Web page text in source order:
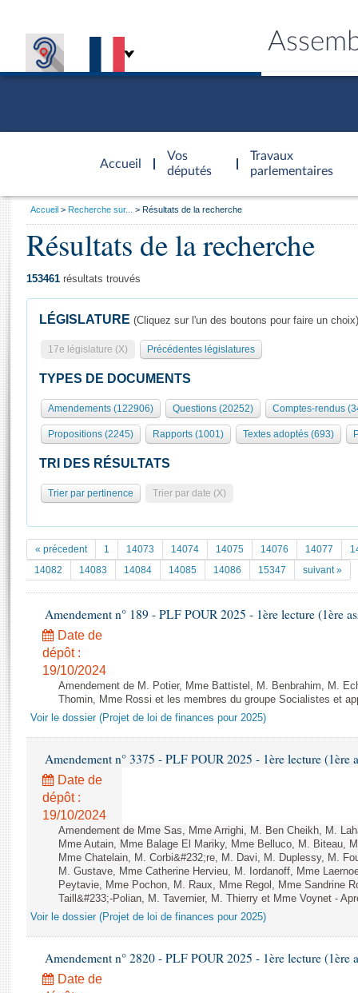
Accueil
d'accueil
Vos
députés
Travaux
parlementaires
Présidence
577 députés
Groupes politiques
Séance publique
Commissions et autres organes
Europe et International
Pétitions
Documents parlementaires
Projets de loi
Propositions de loi
Amendements
Textes adoptés
Rapports d'information
Rapports d'enquête
Rapports législatifs
Rapports sur l'application des lois
Baromètre de l’application des lois
Dossiers législatifs
Budget et sécurité sociale
Questions écrites et orales
Comptes rendus des débats
Général
Rôle et pouvoirs de l'Assemblée
Organisation de l'Assemblée
Présidence Conférence des Présidents Bureau Collège des
Statistiques et chiffres clés
Documents de référence
( Constitution | Règlement de l'Assemblée ... )
Histoire
Juniors
Anciennes législatures
Liens vers les sites publics
Visiter l'Assemblée
Visite virtuelle du palais Bourbon
Assister à une séance
La Bibliothèque
Les archives
Photos libres de droit
Vous
Accueil Recherche sur... Résultats de la recherche
Résultats de la recherche
153461 résultats trouvés
LÉGISLATURE (Cliquez sur l'un des boutons pour faire un choix)
17e législature (X) Précédentes législatures
TYPES DE DOCUMENTS
Amendements (122906) Questions (20252) Comptes-rendus
Propositions (2245) Rapports (1001) Textes adoptés (693)
TRI DES RÉSULTATS
Trier par pertinence Trier par date (X)
« précedent 1 14073 14074 14075 14076 14077
14082
14083 14084 14085 14086 15347 suivant »
Amendement n° 189 - PLF POUR 2025 - 1ère lecture (1ère
Date de
dépôt :
19/10/2024
Amendement de M. Potier, Mme Battistel, M. Benbrahim, M.
Thomin, Mme Rossi et les membres du groupe Socialistes et
Voir le dossier (Projet de loi de finances pour 2025)
Amendement n° 3375 - PLF POUR 2025 - 1ère lecture (1ère
Date de
dépôt :
19/10/2024
Amendement de Mme Sas, Mme Arrighi, M. Ben Cheikh, M.
Mme Autain, Mme Balage El Mariky, Mme Belluco, M. Biteau,
Mme Chatelain, M. Corbi&#232;re, M. Davi, M. Duplessy, M.
M. Gustave, Mme Catherine Hervieu, M. Iordanoff, Mme
Peytavie, Mme Pochon, M. Raux, Mme Regol, Mme Sandrine
Taill&#233;-Polian, M. Tavernier, M. Thierry et Mme Voynet -
Voir le dossier (Projet de loi de finances pour 2025)
Amendement n° 2820 - PLF POUR 2025 - 1ère lecture (1ère
Date de